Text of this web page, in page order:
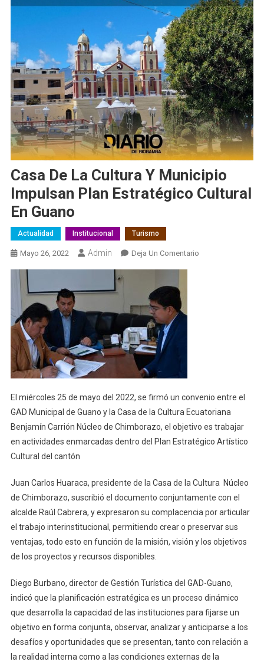
Casa De La Cultura Y Municipio
Impulsan Plan Estratégico Cultural
En Guano
Actualidad Institucional Turismo
Mayo 26, 2022 Admin Deja Un ComentarioEn
En
Guano
El miércoles 25 de mayo del 2022, se firmó un convenio entre el
GAD Municipal de Guano y la Casa de la Cultura Ecuatoriana
Benjamín Carrión Núcleo de Chimborazo, el objetivo es trabajar
en actividades enmarcadas dentro del Plan Estratégico Artístico
Cultural del cantón
Juan Carlos Huaraca, presidente de la Casa de la Cultura Núcleo
de Chimborazo, suscribió el documento conjuntamente con el
alcalde Raúl Cabrera, y expresaron su complacencia por articular
el trabajo interinstitucional, permitiendo crear o preservar sus
ventajas, todo esto en función de la misión, visión y los objetivos
de los proyectos y recursos disponibles.
Diego Burbano, director de Gestión Turística del GAD-Guano,
indicó que la planificación estratégica es un proceso dinámico
que desarrolla la capacidad de las instituciones para fijarse un
objetivo en forma conjunta, observar, analizar y anticiparse a los
desafíos y oportunidades que se presentan, tanto con relación a
la realidad interna como a las condiciones externas de la